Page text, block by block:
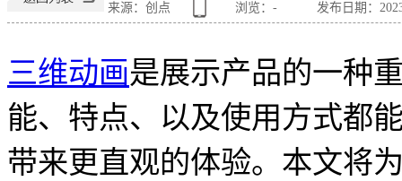
来源：创点 浏览： - 发布日期：
三维动画是展示产品的一种
能、特点、以及使用方式都
带来更直观的体验。本文将